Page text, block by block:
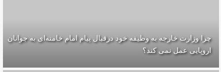
چرا وزارت خارجه به وظیفه خود درقبال پیام امام خامنه‌ای به جوانان
اروپایی عمل نمی کند؟